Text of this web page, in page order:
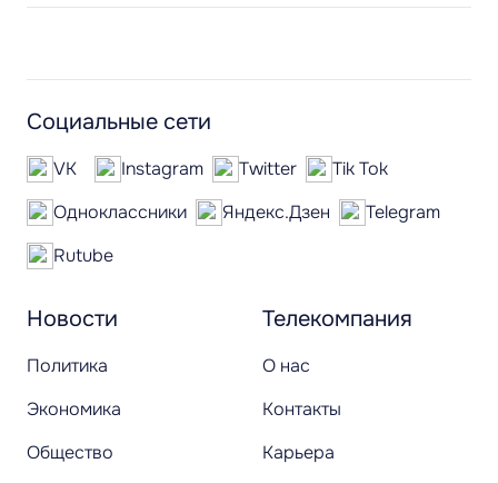
Новости
Политика
Экономика
Общество
Телекомпания
О нас
Контакты
Карьера
Социальные сети
VK Instagram Twitter
Tik Tok
Одноклассники
Яндекс.Дзен
Telegram
Rutube